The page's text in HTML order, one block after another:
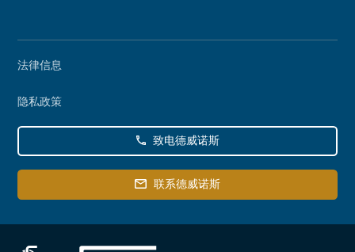
Secondary
法律信息
隐私政策
致电德威诺斯
联系德威诺斯